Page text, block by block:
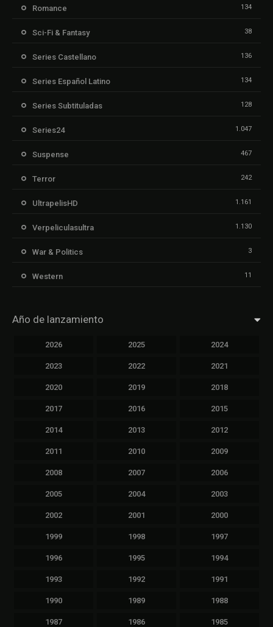
Romance 134
Sci-Fi & Fantasy 38
Series Castellano 136
Series Español Latino 134
Series Subtituladas 128
Series24 1.047
Suspense 467
Terror 242
UltrapelisHD 1.161
Verpeliculasultra 1.130
War & Politics 3
Western 11
Año de lanzamiento
2026 2025 2024
2023 2022 2021
2020 2019 2018
2017 2016 2015
2014 2013 2012
2011 2010 2009
2008 2007 2006
2005 2004 2003
2002 2001 2000
1999 1998 1997
1996 1995 1994
1993 1992 1991
1990 1989 1988
1987 1986 1985